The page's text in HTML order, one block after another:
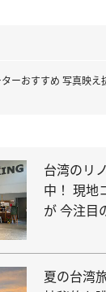
ターおすすめ 写真映え
台湾のリ
中！ 現地
が 今注目
夏の台湾